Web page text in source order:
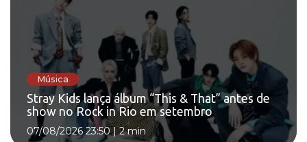
Música
Stray Kids lança álbum “This & That” antes de
show no Rock in Rio em setembro
07/08/2026 23:50|2 min